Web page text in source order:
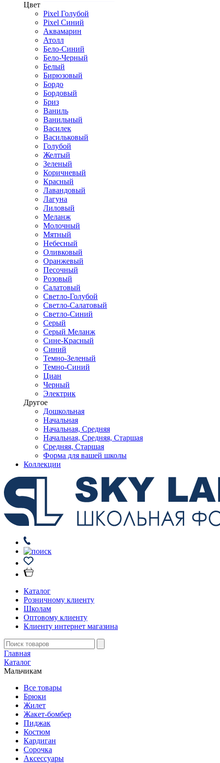
Цвет
Pixel Голубой
Pixel Синий
Аквамарин
Атолл
Бело-Синий
Бело-Черный
Белый
Бирюзовый
Бордо
Бордовый
Бриз
Ваниль
Ванильный
Василек
Васильковый
Голубой
Желтый
Зеленый
Коричневый
Красный
Лавандовый
Лагуна
Лиловый
Меланж
Молочный
Мятный
Небесный
Оливковый
Оранжевый
Песочный
Розовый
Салатовый
Светло-Голубой
Светло-Салатовый
Светло-Синий
Серый
Серый Меланж
Сине-Красный
Синий
Темно-Зеленый
Темно-Синий
Циан
Черный
Электрик
Другое
Дошкольная
Начальная
Начальная, Средняя
Начальная, Средняя, Старшая
Средняя, Старшая
Форма для вашей школы
Коллекции
Каталог
Розничному клиенту
Школам
Оптовому клиенту
Клиенту интернет магазина
Главная
Каталог
Мальчикам
Все товары
Брюки
Жилет
Жакет-бомбер
Пиджак
Костюм
Кардиган
Сорочка
Аксессуары